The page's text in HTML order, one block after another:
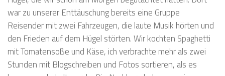
war zu unserer Enttäuschung bereits eine Gruppe
Reisender mit zwei Fahrzeugen, die laute Musik hörten und
den Frieden auf dem Hügel störten. Wir kochten Spaghetti
mit Tomatensoße und Käse, ich verbrachte mehr als zwei
Stunden mit Blogschreiben und Fotos sortieren, als es